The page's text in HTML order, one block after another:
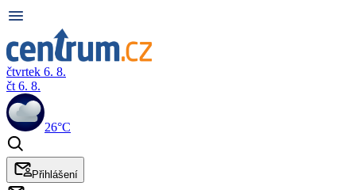
čtvrtek 6. 8.
čt 6. 8.
26°C
Přihlášení